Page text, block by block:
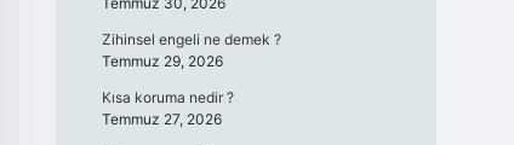
Zihinsel engeli ne demek ?
Temmuz 29, 2026
Kısa koruma nedir ?
Temmuz 27, 2026